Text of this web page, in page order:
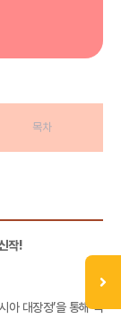
목차
작!
대장정’을 통해 독